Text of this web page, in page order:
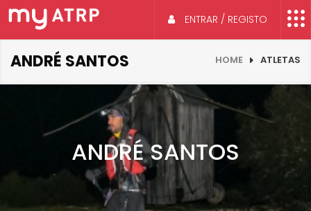
ENTRAR / REGISTO
ANDRÉ SANTOS HOME ATLETAS
ANDRÉ SANTOS